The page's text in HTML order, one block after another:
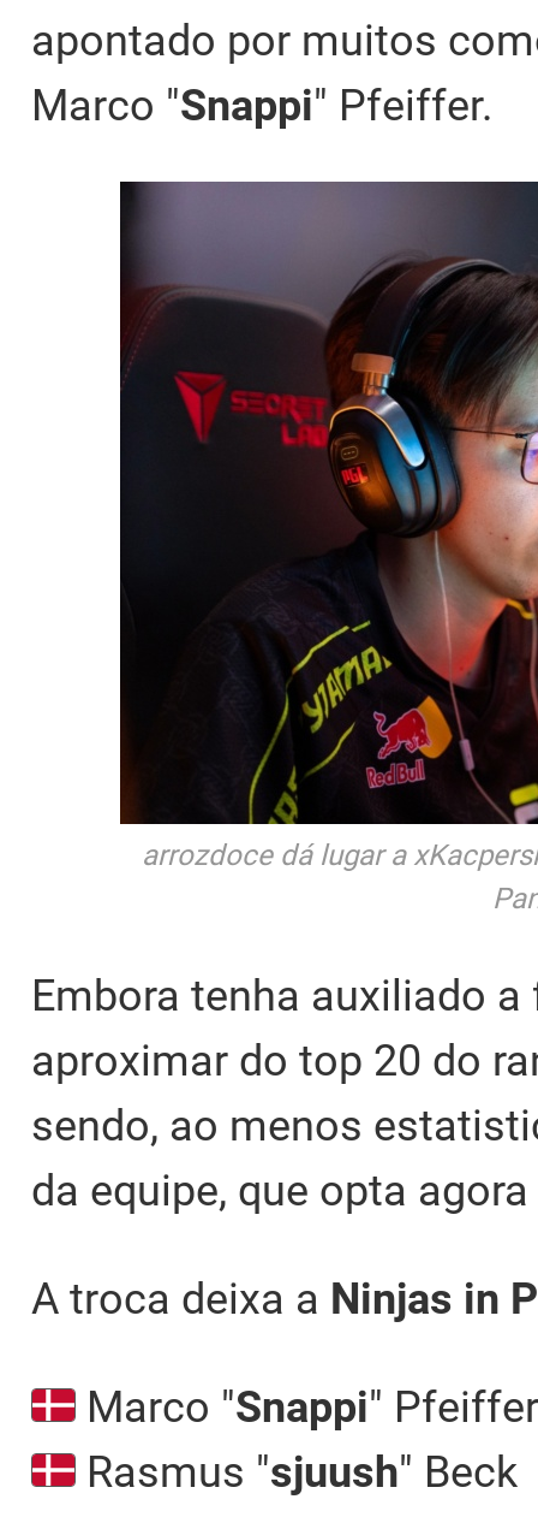
apontado por muitos
Marco "Snappi" Pfeiffer.
arrozdoce dá lugar a
Embora tenha auxiliado
aproximar do top 20 do
sendo, ao menos
da equipe, que opta
A troca deixa a Ninjas in
Marco "Snappi" Pfeiffer
Rasmus "sjuush" Beck